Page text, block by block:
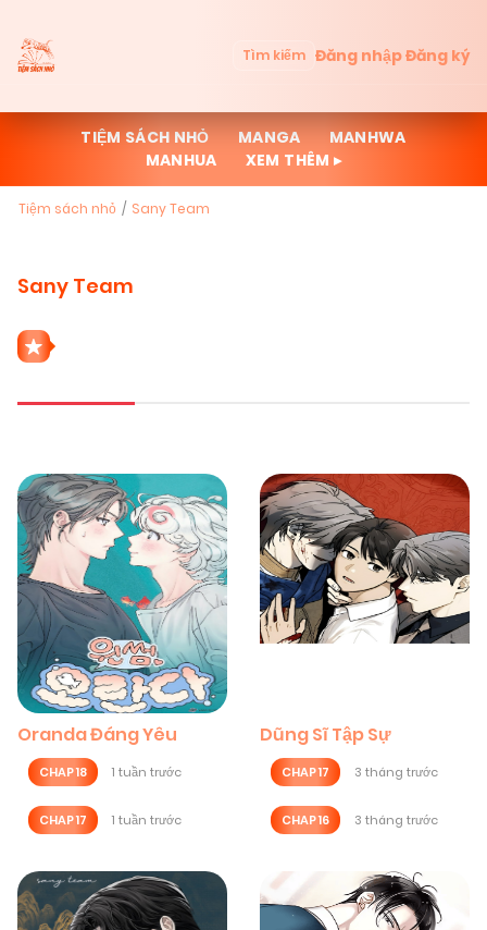
Tìm kiếm Đăng nhậpĐăng ký
TIỆM SÁCH NHỎ MANGA
MANHWA
MANHUA
XEM THÊM ▸
Tiệm sách nhỏ Sany Team
Sany Team
Oranda Đáng Yêu
CHAP 18 1 tuần trước
CHAP 17 1 tuần trước
Dũng Sĩ Tập Sự
CHAP 17 3 tháng trước
CHAP 16 3 tháng trước